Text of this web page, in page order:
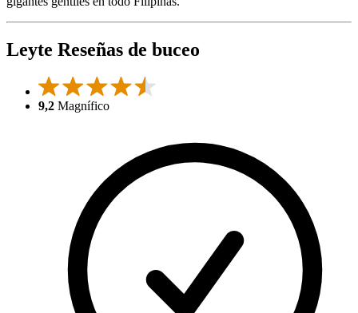
Leyte Reseñas de buceo
9,2 Magnífico